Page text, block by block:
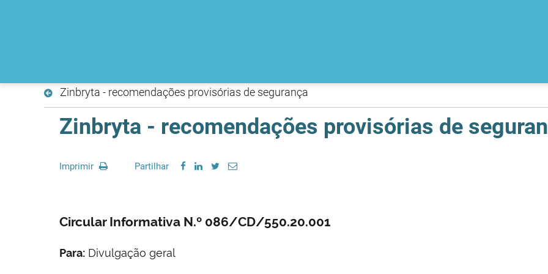
Zinbryta - recomendações provisórias de segurança
Zinbryta - recomendações provisórias de
Imprimir Partilhar
Circular Informativa N.º 086/CD/550.20.001
Para: Divulgação geral